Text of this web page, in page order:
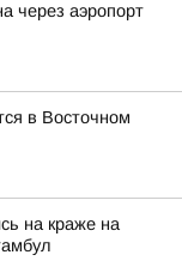
через аэропорт
в Восточном
на краже на